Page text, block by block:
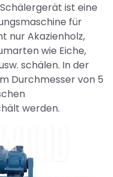
ist eine
für
nur Akazienholz,
wie Eiche,
schälen. In der
Durchmesser von 5
werden.